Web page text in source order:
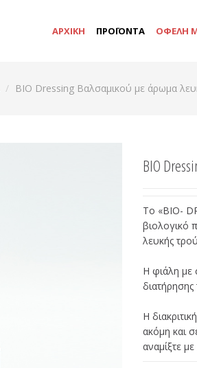
ΑΡΧΙΚΗ ΠΡΟΪΟΝΤΑ ΟΦΕΛΗ
/ ΒΙΟ Dressing Βαλσαμικού με άρωμα
ΒΙΟ
Το «ΒΙΟ-
βιολογικό
λευκής
Η φιάλη με
Η
ακόμη και
αναμίξτε